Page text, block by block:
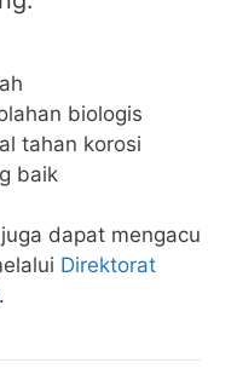
biologis
tahan korosi
baik
dapat mengacu
Direktorat
.